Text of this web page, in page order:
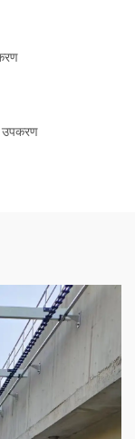
उपकरण